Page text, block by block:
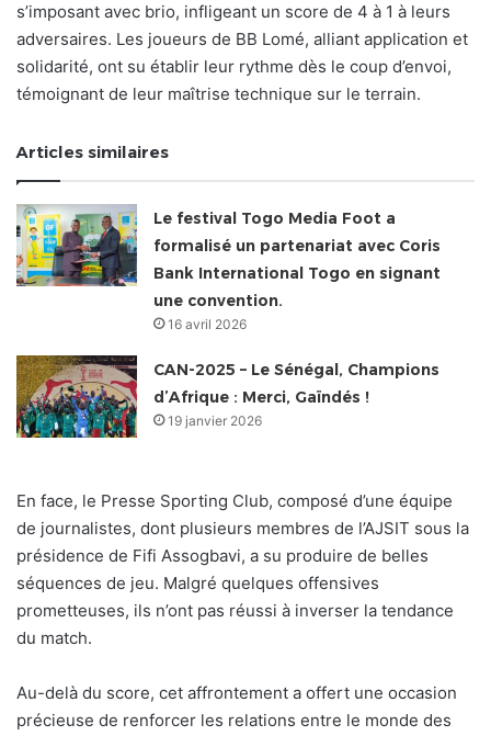
s’imposant avec brio, infligeant un score de 4 à 1 à leurs
adversaires. Les joueurs de BB Lomé, alliant application et
solidarité, ont su établir leur rythme dès le coup d’envoi,
témoignant de leur maîtrise technique sur le terrain.
Articles similaires
Le festival Togo Media Foot a
formalisé un partenariat avec Coris
Bank International Togo en signant
une convention.
16 avril 2026
CAN-2025 – Le Sénégal, Champions
d’Afrique : Merci, Gaïndés !
19 janvier 2026
En face, le Presse Sporting Club, composé d’une équipe
de journalistes, dont plusieurs membres de l’AJSIT sous la
présidence de Fifi Assogbavi, a su produire de belles
séquences de jeu. Malgré quelques offensives
prometteuses, ils n’ont pas réussi à inverser la tendance
du match.
Au-delà du score, cet affrontement a offert une occasion
précieuse de renforcer les relations entre le monde des